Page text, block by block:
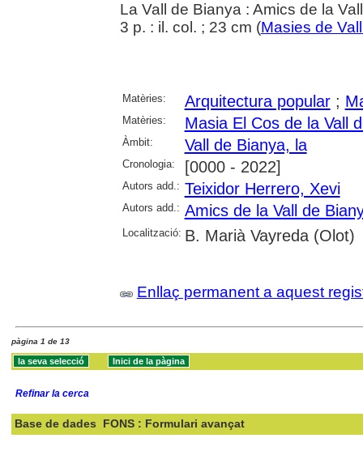
La Vall de Bianya : Amics de la
3 p. : il. col. ; 23 cm (Masies de
Matèries: Arquitectura popular;
Matèries: Masia El Cos de la Vall
Àmbit: Vall de Bianya, la
Cronologia: [0000 - 2022]
Autors add.: Teixidor Herrero, Xevi
Autors add.: Amics de la Vall de
Localització: B. Marià Vayreda (Olot)
Enllaç permanent a aquest
pàgina 1 de 13
Refinar la cerca
Base de dades FONS : Formulari avançat